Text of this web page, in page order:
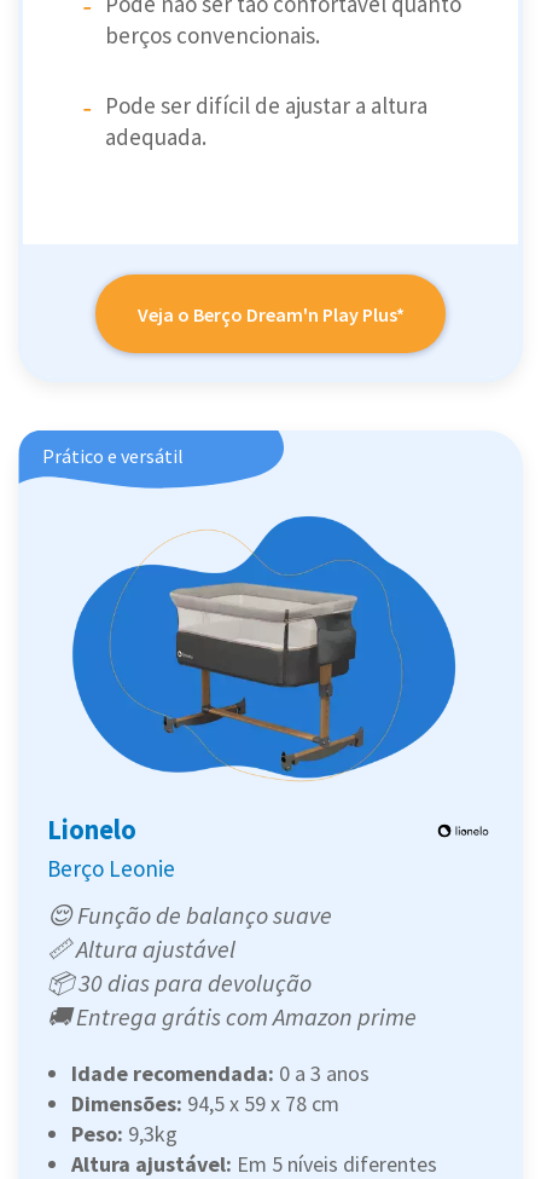
berços convencionais.
Pode ser difícil de ajustar a altura
adequada.
Veja o Berço Dream'n Play Plus*
Prático e versátil
Lionelo
Berço Leonie
😌 Função de balanço suave
📏 Altura ajustável
📦 30 dias para devolução
🚚 Entrega grátis com Amazon prime
Idade recomendada: 0 a 3 anos
Dimensões: 94,5 x 59 x 78 cm
Peso: ‎9,3kg
Altura ajustável: Em 5 níveis diferentes